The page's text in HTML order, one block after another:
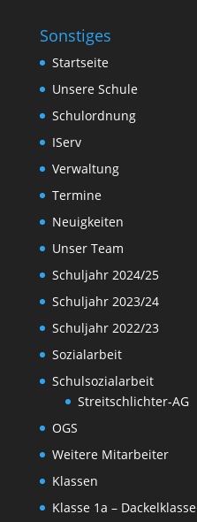
Sonstiges
Startseite
Unsere Schule
Schulordnung
IServ
Verwaltung
Termine
Neuigkeiten
Unser Team
Schuljahr 2024/25
Schuljahr 2023/24
Schuljahr 2022/23
Sozialarbeit
Schulsozialarbeit
Streitschlichter-AG
OGS
Weitere Mitarbeiter
Klassen
Klasse 1a – Dackelklasse